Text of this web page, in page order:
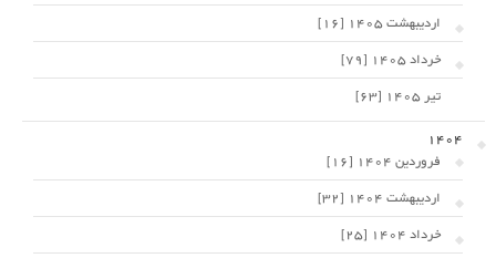
اردیبهشت 1405 [16]
خرداد 1405 [79]
تیر 1405 [63]
1404
فروردین 1404 [16]
اردیبهشت 1404 [32]
خرداد 1404 [25]